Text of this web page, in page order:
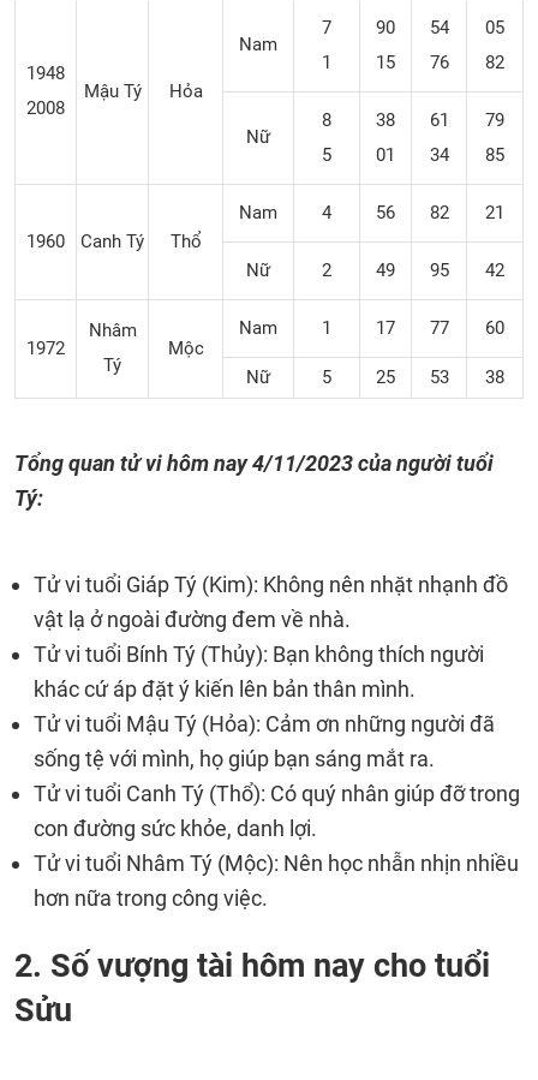
1948
2008
Mậu Tý Hỏa
Nam
7
1
90
15
54
76
05
82
Nữ
8
5
38
01
61
34
79
85
1960 Canh Tý Thổ
Nam 4 56 82 21
Nữ 2 49 95 42
1972
Nhâm
Tý
Mộc
Nam 1 17 77 60
Nữ 5 25 53 38
Tổng quan tử vi hôm nay 4/11/2023 của người tuổi
Tý:
Tử vi tuổi Giáp Tý (Kim): Không nên nhặt nhạnh đồ
vật lạ ở ngoài đường đem về nhà.
Tử vi tuổi Bính Tý (Thủy): Bạn không thích người
khác cứ áp đặt ý kiến lên bản thân mình.
Tử vi tuổi Mậu Tý (Hỏa): Cảm ơn những người đã
sống tệ với mình, họ giúp bạn sáng mắt ra.
Tử vi tuổi Canh Tý (Thổ): Có quý nhân giúp đỡ trong
con đường sức khỏe, danh lợi.
Tử vi tuổi Nhâm Tý (Mộc): Nên học nhẫn nhịn nhiều
hơn nữa trong công việc.
2. Số vượng tài hôm nay cho tuổi
Sửu